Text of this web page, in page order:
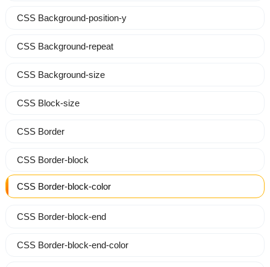
CSS Background-position-y
CSS Background-repeat
CSS Background-size
CSS Block-size
CSS Border
CSS Border-block
CSS Border-block-color
CSS Border-block-end
CSS Border-block-end-color